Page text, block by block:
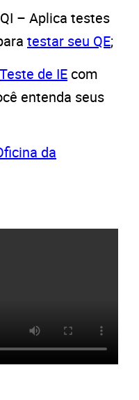
– Aplica testes
testar seu QE;
Teste de IE com
entenda seus
da